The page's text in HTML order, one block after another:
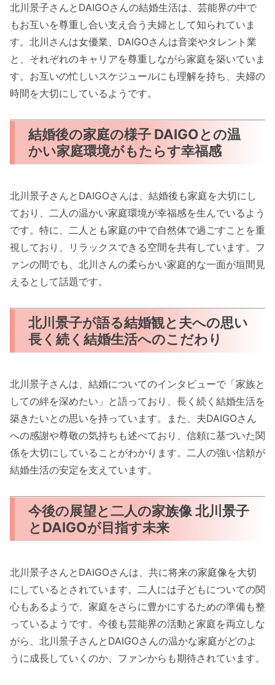
北川景子さんとDAIGOさんの結婚生活は、芸能界の中で
もお互いを尊重し合い支え合う夫婦として知られていま
す。北川さんは女優業、DAIGOさんは音楽やタレント業
と、それぞれのキャリアを尊重しながら家庭を築いていま
す。お互いの忙しいスケジュールにも理解を持ち、夫婦の
時間を大切にしているようです。
結婚後の家庭の様子 DAIGOとの温
かい家庭環境がもたらす幸福感
北川景子さんとDAIGOさんは、結婚後も家庭を大切にし
ており、二人の温かい家庭環境が幸福感を生んでいるよう
です。特に、二人とも家庭の中で自然体で過ごすことを重
視しており、リラックスできる空間を共有しています。フ
ァンの間でも、北川さんの柔らかい家庭的な一面が垣間見
えるとして話題です。
北川景子が語る結婚観と夫への思い
長く続く結婚生活へのこだわり
北川景子さんは、結婚についてのインタビューで「家族と
しての絆を深めたい」と語っており、長く続く結婚生活を
築きたいとの思いを持っています。また、夫DAIGOさん
への感謝や尊敬の気持ちも述べており、信頼に基づいた関
係を大切にしていることがわかります。二人の強い信頼が
結婚生活の安定を支えています。
今後の展望と二人の家族像 北川景子
とDAIGOが目指す未来
北川景子さんとDAIGOさんは、共に将来の家庭像を大切
にしているとされています。二人には子どもについての関
心もあるようで、家庭をさらに豊かにするための準備も整
っているようです。今後も芸能界の活動と家庭を両立しな
がら、北川景子さんとDAIGOさんの温かな家庭がどのよ
うに成長していくのか、ファンからも期待されています。